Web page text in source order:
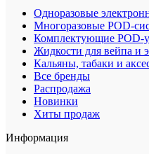
Одноразовые
Многоразовые POD-
Комплектующие POD-
Жидкости для вейпа и
Кальяны, табаки и
Все бренды
Распродажа
Новинки
Хиты продаж
Информация